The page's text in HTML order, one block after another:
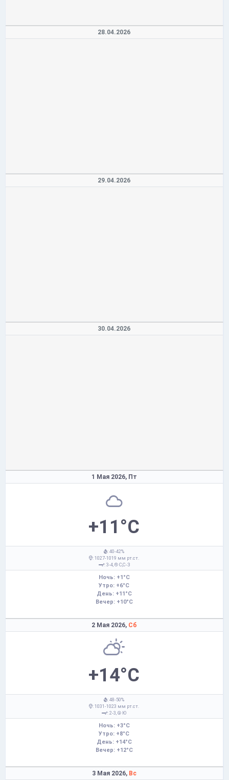
28.04.2026
29.04.2026
30.04.2026
1 Мая 2026, Пт
+11°C
: 40-42%
: 1027-1019 мм рт.ст.
: 3-4,
С,С-З
Ночь: +1°C
Утро: +6°C
День: +11°C
Вечер: +10°C
2 Мая 2026, Сб
+14°C
: 48-50%
: 1031-1023 мм рт.ст.
: 2-3,
Ю
Ночь: +3°C
Утро: +8°C
День: +14°C
Вечер: +12°C
3 Мая 2026, Вс